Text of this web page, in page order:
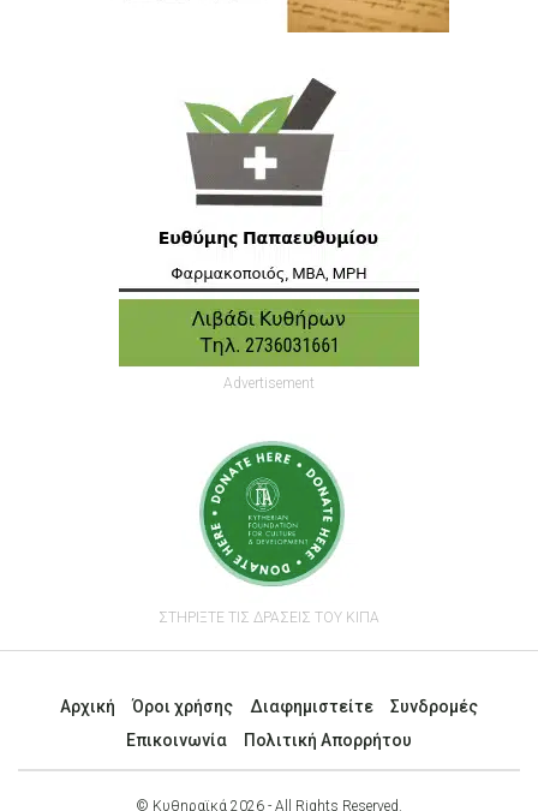
Advertisement
ΣΤΗΡΙΞΤΕ ΤΙΣ ΔΡΑΣΕΙΣ ΤΟΥ ΚΙΠΑ
Αρχική Όροι χρήσης Διαφημιστείτε
Συνδρομές
Επικοινωνία
Πολιτική Απορρήτου
© Κυθηραϊκά 2026 - All Rights Reserved.